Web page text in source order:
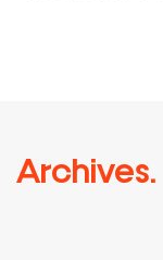
Archives.